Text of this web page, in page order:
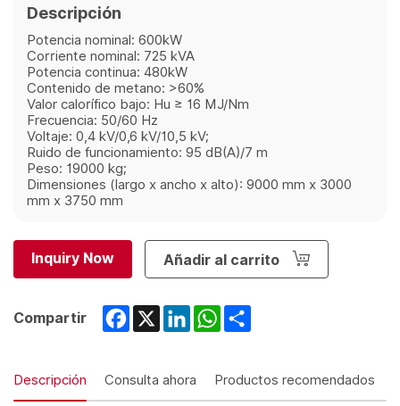
Descripción
Potencia nominal: 600kW
Corriente nominal: 725 kVA
Potencia continua: 480kW
Contenido de metano: >60%
Valor calorífico bajo: Hu ≥ 16 MJ/Nm
Frecuencia: 50/60 Hz
Voltaje: 0,4 kV/0,6 kV/10,5 kV;
Ruido de funcionamiento: 95 dB(A)/7 m
Peso: 19000 kg;
Dimensiones (largo x ancho x alto): 9000 mm x 3000
mm x 3750 mm
Inquiry Now Añadir al carrito
Compartir Facebook
X LinkedInWhatsApp
Descripción Consulta ahora Productos recomendados